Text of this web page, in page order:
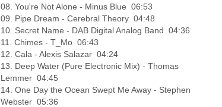
08. You're Not Alone - Minus Blue 06:53
09. Pipe Dream - Cerebral Theory 04:48
10. Secret Name - DAB Digital Analog Band 04:36
11. Chimes - T_Mo 06:43
12. Cala - Alexis Salazar 04:24
13. Deep Water (Pure Electronic Mix) - Thomas
Lemmer 04:45
14. One Day the Ocean Swept Me Away - Stephen
Webster 05:36